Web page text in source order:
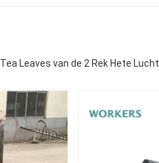
Leaves van de 2 Rek Hete Lucht